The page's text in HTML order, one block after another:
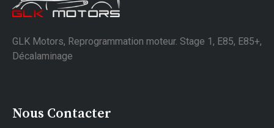
GLK Motors, Reprogrammation moteur. Stage 1, E85, E85+,
Décalaminage
Nous Contacter